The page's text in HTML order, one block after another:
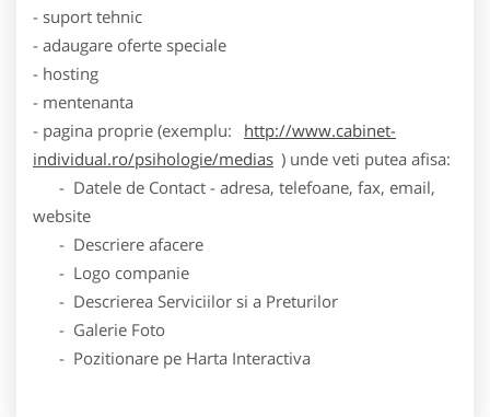
- suport tehnic
- adaugare oferte speciale
- hosting
- mentenanta
- pagina proprie (exemplu:
http://www.cabinet-
individual.ro/psihologie/medias ) unde veti putea afisa:
- Datele de Contact - adresa, telefoane, fax, email,
website
- Descriere afacere
- Logo companie
- Descrierea Serviciilor si a Preturilor
- Galerie Foto
- Pozitionare pe Harta Interactiva